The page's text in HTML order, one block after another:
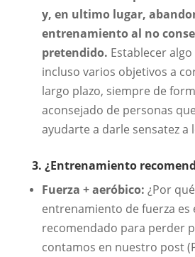
y, en ultimo lugar,
entrenamiento al no
pretendido. Establecer
incluso varios objetivos a
largo plazo, siempre de
aconsejado de personas
ayudarte a darle sensatez a
3. ¿Entrenamiento
Fuerza + aeróbico: ¿Por
entrenamiento de fuerza es
recomendado para perder
contamos en nuestro post